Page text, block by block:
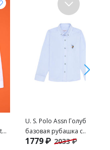
U. S. Polo Assn Голубая
базовая рубашка с
длинным рукавом для
1779 ₽ 2033 ₽